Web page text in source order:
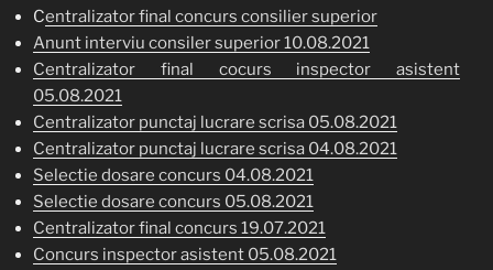
Centralizator final concurs consilier superior
Anunt interviu consiler superior 10.08.2021
Centralizator final cocurs inspector asistent
05.08.2021
Centralizator punctaj lucrare scrisa 05.08.2021
Centralizator punctaj lucrare scrisa 04.08.2021
Selectie dosare concurs 04.08.2021
Selectie dosare concurs 05.08.2021
Centralizator final concurs 19.07.2021
Concurs inspector asistent 05.08.2021